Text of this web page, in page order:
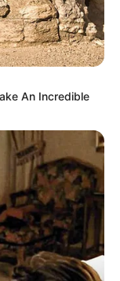
An Incredible